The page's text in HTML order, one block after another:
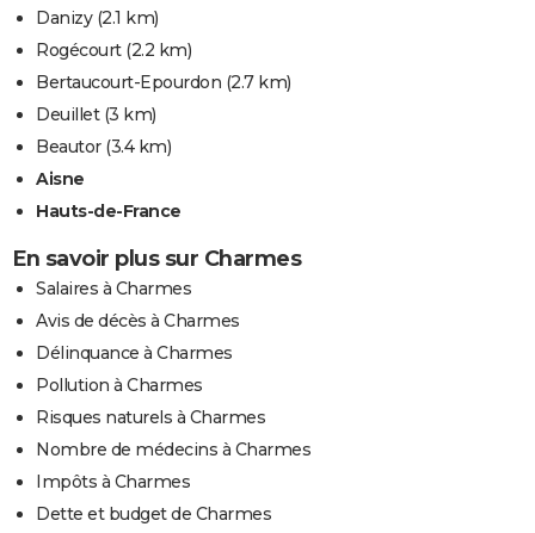
Danizy(2.1 km)
Rogécourt(2.2 km)
Bertaucourt-Epourdon (2.7 km)
Deuillet(3 km)
Beautor(3.4 km)
Aisne
Hauts-de-France
En savoir plus sur Charmes
Salaires à Charmes
Avis de décès à Charmes
Délinquance à Charmes
Pollution à Charmes
Risques naturels à Charmes
Nombre de médecins à Charmes
Impôts à Charmes
Dette et budget de Charmes